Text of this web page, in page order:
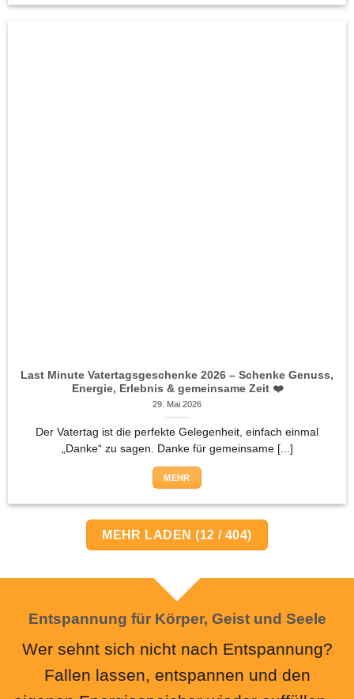
Last Minute Vatertagsgeschenke 2026 – Schenke Genuss,
Energie, Erlebnis & gemeinsame Zeit ❤️
29. Mai 2026
Der Vatertag ist die perfekte Gelegenheit, einfach einmal
„Danke“ zu sagen. Danke für gemeinsame [...]
MEHR
MEHR LADEN(12 / 404)
Entspannung für Körper, Geist und Seele
Wer sehnt sich nicht nach Entspannung?
Fallen lassen, entspannen und den